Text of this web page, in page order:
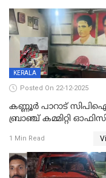
KERALA
Posted On 22-12-2025
കണ്ണൂർ പാറാട്
ബ്രാഞ്ച് കമ്മിറ്റി
ചിത്രങ്ങളടക്കം കത്തിയ
നിലയിൽ
1 Min Read